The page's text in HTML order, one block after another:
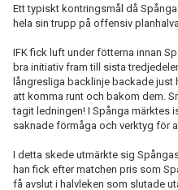
Ett typiskt kontringsmål då
hela sin trupp på offensiv
IFK fick luft under fötterna innan
bra initiativ fram till sista
långresliga backlinje backade
att komma runt och bakom dem.
tagit ledningen! I Spånga märktes
saknade förmåga och verktyg för
I detta skede utmärkte sig
han fick efter matchen pris som
få avslut i halvleken som slutade